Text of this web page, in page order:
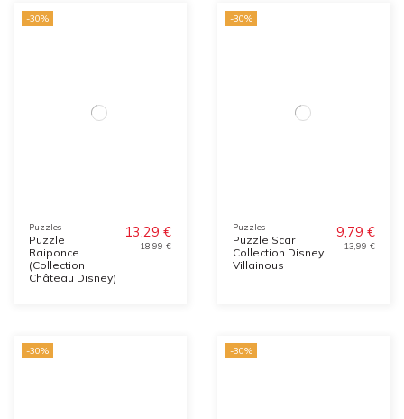
-30%
Puzzles
Puzzle
Raiponce
(Collection
Château Disney)
13,29 €
18,99 €
-30%
Puzzles
Puzzle Scar
Collection Disney
Villainous
9,79 €
13,99 €
-30% -30%